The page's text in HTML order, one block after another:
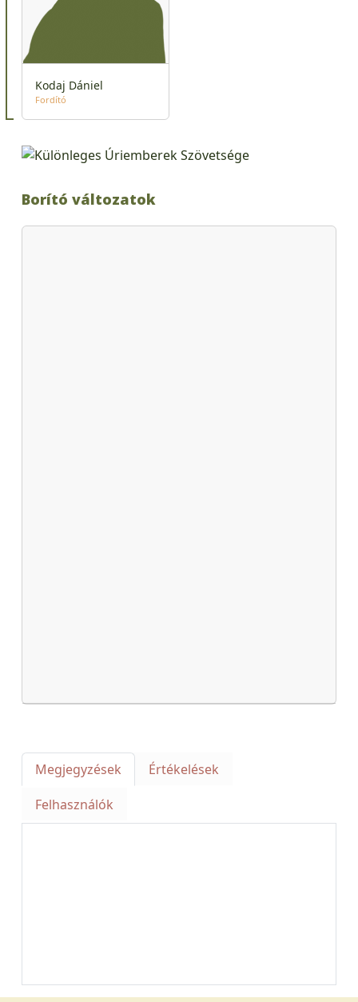
Kodaj Dániel
Fordító
Borító változatok
Megjegyzések
Értékelések
Felhasználók